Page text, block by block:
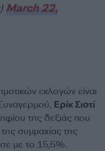
March 22,
εκλογών είναι
Ερίκ Σιοτί
της δεξιάς που
συμμαχίας της
με το 15,5%.